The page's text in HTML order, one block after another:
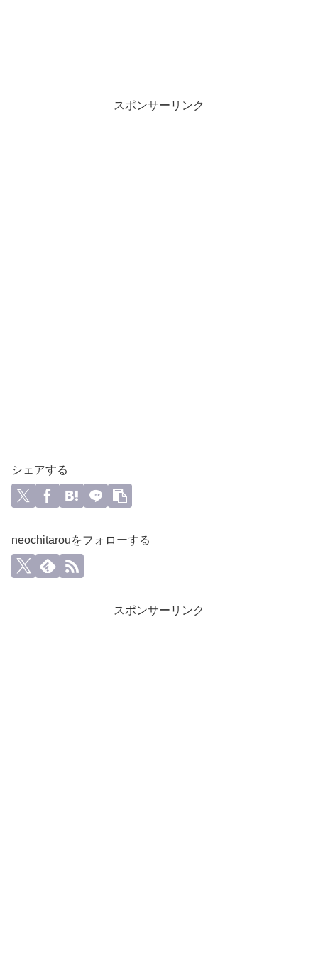
スポンサーリンク
シェアする
neochitarouをフォローする
スポンサーリンク